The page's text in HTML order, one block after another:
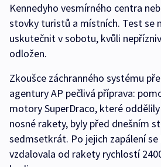
Kennedyho vesmírného centra
stovky turistů a místních. Test se
uskutečnit v sobotu, kvůli
odložen.
Zkoušce záchranného systému
agentury AP pečlivá příprava:
motory SuperDraco, které
nosné rakety, byly před dnešním
sedmsetkrát. Po jejich zapálení
vzdalovala od rakety rychlostí